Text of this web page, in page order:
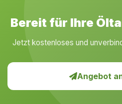
Bereit für Ihre
Jetzt kostenloses und
Angebot